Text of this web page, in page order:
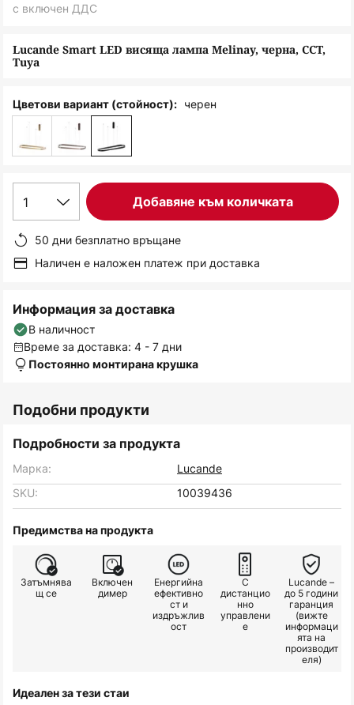
снимки
Lucande Smart LED висяща лампа Melinay, черна, CCT,
Tuya
с включен ДДС
Цветови вариант (стойност): черен
1 Добавяне към количката
50 дни безплатно връщане
Наличен е наложен платеж при доставка
Информация за доставка
В наличност
Време за доставка: 4 - 7 дни
Постоянно монтирана крушка
Подобни продукти
Подробности за продукта
Марка:
Lucande
SKU:
10039436
Предимства на продукта
Затъмнява
щ се
Включен
димер
Енергийна
ефективно
ст и
издръжлив
ост
С
дистанцио
нно
управлени
е
Lucande –
до 5 години
гаранция
(вижте
информаци
ята на
производит
еля)
Идеален за тези стаи